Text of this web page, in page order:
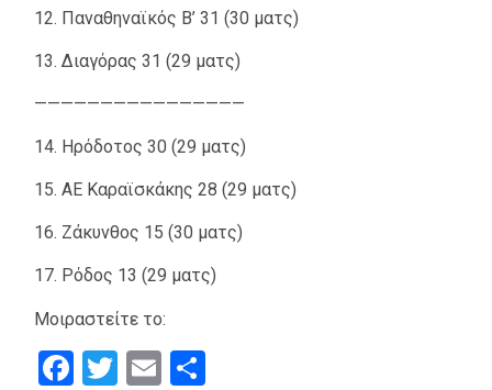
12. Παναθηναϊκός Β’ 31 (30 ματς)
13. Διαγόρας 31 (29 ματς)
————————————————
14. Ηρόδοτος 30 (29 ματς)
15. ΑΕ Καραϊσκάκης 28 (29 ματς)
16. Ζάκυνθος 15 (30 ματς)
17. Ρόδος 13 (29 ματς)
Μοιραστείτε το:
Facebook
Twitter
Email